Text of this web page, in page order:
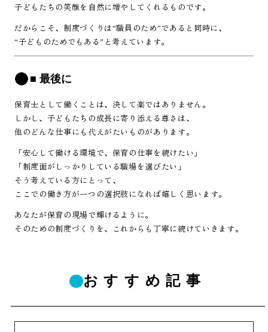
子どもたちの笑顔を自然に増やしてくれるものです。
だからこそ、制度づくりは“職員のため”であると同時に、
“子どものためでもある”と考えています。
■ 最後に
保育士として働くことは、決して楽ではありません。
しかし、子どもたちの成長に寄り添える尊さは、
他のどんな仕事にも代えがたいものがあります。
「安心して働ける環境で、保育の仕事を続けたい」
「制度面がしっかりしている職場を選びたい」
そう考えている方にとって、
ここでの働き方が一つの選択肢になれば嬉しく思います。
あなたが保育の現場で輝けるように。
そのための制度づくりを、これからも丁寧に続けていきます。
おすすめ記事